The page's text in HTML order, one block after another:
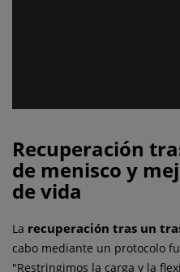
Recuperación
de menisco y
de vida
La recuperación tras un
cabo mediante un protocolo
"Restringimos la carga y la